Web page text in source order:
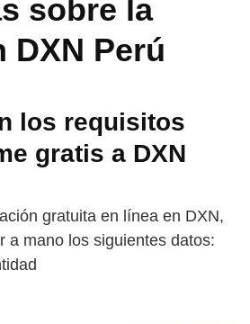
sobre la
Perú
los requisitos
gratis a DXN
gratuita en línea en DXN,
a mano los siguientes datos: